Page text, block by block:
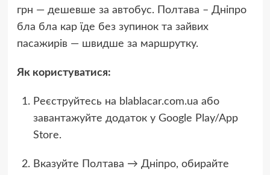
грн — дешевше за автобус. Полтава – Дніпро
бла бла кар їде без зупинок та зайвих
пасажирів — швидше за маршрутку.
Як користуватися:
Реєструйтесь на blablacar.com.ua або
завантажуйте додаток у Google Play/App
Store.
Вказуйте Полтава → Дніпро, обирайте